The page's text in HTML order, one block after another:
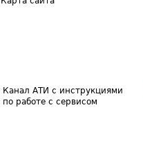
Канал АТИ с инструкциями
по работе с сервисом